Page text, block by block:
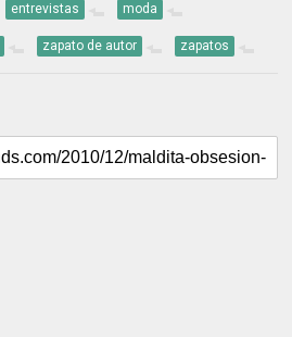
entrevistas moda
zapato de autor zapatos